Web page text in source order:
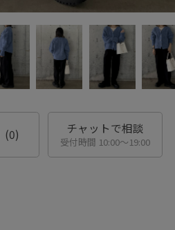
(0) チャットで相談
受付時間 10:00〜19:00